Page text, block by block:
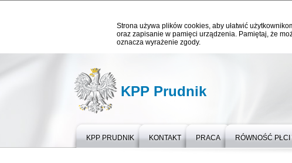
Strona używa plików cookies, aby ułatwić
oraz zapisanie w pamięci urządzenia. Pamiętaj, że
oznacza wyrażenie zgody.
KPP Prudnik
KPP PRUDNIK KONTAKT PRACA RÓWNOŚĆ PŁCI